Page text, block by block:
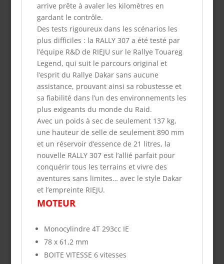
arrive prête à avaler les kilomètres en
gardant le contrôle.
Des tests rigoureux dans les scénarios les
plus difficiles : la RALLY 307 a été testé par
l’équipe R&D de RIEJU sur le Rallye Touareg
Legend, qui suit le parcours original et
l’esprit du Rallye Dakar sans aucune
assistance, prouvant ainsi sa robustesse et
sa fiabilité dans l’un des environnements les
plus exigeants du monde du Raid.
Avec un poids à sec de seulement 137 kg,
une hauteur de selle de seulement 890 mm
et un réservoir d’essence de 21 litres, la
nouvelle RALLY 307 est l’allié parfait pour
conquérir tous les terrains et vivre des
aventures sans limites… avec le style Dakar
et l’empreinte RIEJU.
MOTEUR
Monocylindre 4T 293cc IE
78 x 61,2 mm
BOITE VITESSE 6vitesses